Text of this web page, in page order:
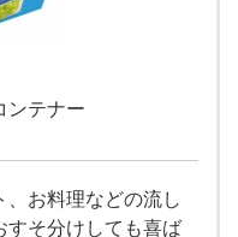
ンテナー
、お料理などの流し
すそ分けしても喜ば